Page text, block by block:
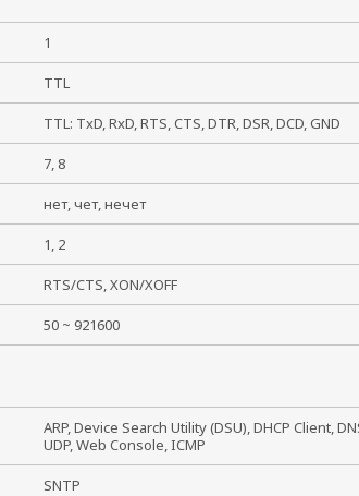
1
TTL
TTL: TxD, RxD, RTS, CTS, DTR, DSR, DCD, GND
7, 8
нет, чет, нечет
1, 2
RTS/CTS, XON/XOFF
50 ~ 921600
ARP, Device Search Utility (DSU), DHCP Client,
UDP, Web Console, ICMP
SNTP